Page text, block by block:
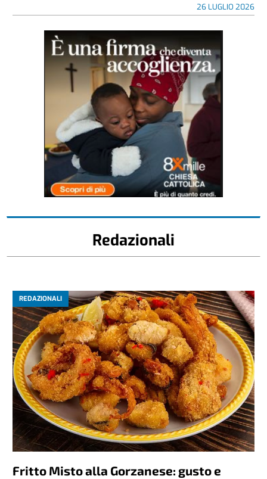
26 LUGLIO 2026
Redazionali
REDAZIONALI
Fritto Misto alla Gorzanese: gusto e